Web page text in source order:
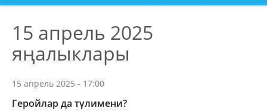
15 апрель 2025
яңалыклары
15 апрель 2025 - 17:00
Геройлар да түлимени?